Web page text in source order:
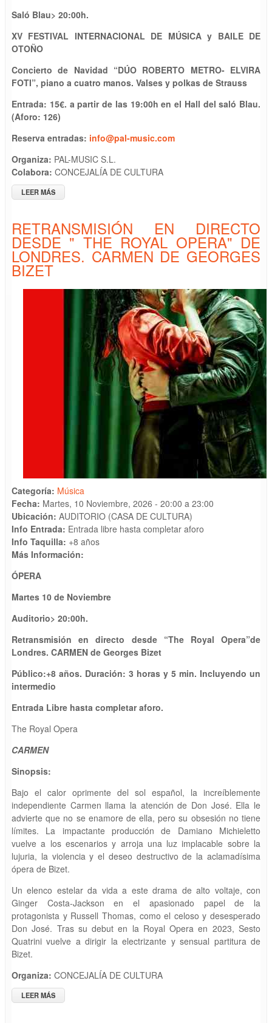
Saló Blau> 20:00h.
XV FESTIVAL INTERNACIONAL DE MÚSICAy BAILE DE
OTOÑO
Concierto de Navidad “DÚO ROBERTO METRO- ELVIRA
FOTI”, piano a cuatro manos. Valses y polkas de Strauss
Entrada: 15€. a partir de las 19:00h en el Hall delsaló Blau.
(Aforo: 126)
Reserva entradas: info@pal-music.com
Organiza: PAL-MUSIC S.L.
Colabora: CONCEJALÍA DE CULTURA
LEER MÁS
OTOÑO: "CONCIERTO DE NAVIDAD. DÚO ROBERTO METRO -
RETRANSMISIÓN EN DIRECTO
DESDE " THE ROYAL OPERA" DE
LONDRES. CARMEN DE GEORGES
BIZET
Categoría: Música
Fecha: Martes, 10 Noviembre, 2026 - 20:00 a 23:00
Ubicación: AUDITORIO (CASA DE CULTURA)
Info Entrada: Entrada libre hasta completar aforo
Info Taquilla: +8 años
Más Información:
ÓPERA
Martes 10 de Noviembre
Auditorio> 20:00h.
Retransmisión en directo desde “The Royal Opera”de
Londres. CARMEN de Georges Bizet
Público:+8 años. Duración: 3 horas y 5 min. Incluyendo un
intermedio
Entrada Libre hasta completar aforo.
The Royal Opera
CARMEN
Sinopsis:
Bajo el calor oprimente del sol español, la increíblemente
independiente Carmen llama la atención de Don José. Ella le
advierte que no se enamore de ella, pero su obsesión no tiene
límites. La impactante producción de Damiano Michieletto
vuelve a los escenarios y arroja una luz implacable sobre la
lujuria, la violencia y el deseo destructivo de la aclamadísima
ópera de Bizet.
Un elenco estelar da vida a este drama de alto voltaje, con
Ginger Costa-Jackson en el apasionado papel de la
protagonista y Russell Thomas, como el celoso y desesperado
Don José. Tras su debut en la Royal Opera en 2023, Sesto
Quatrini vuelve a dirigir la electrizante y sensual partitura de
Bizet.
Organiza: CONCEJALÍA DE CULTURA
LEER MÁS
OPERA" DE LONDRES. CARMEN DE GEORGES BIZET